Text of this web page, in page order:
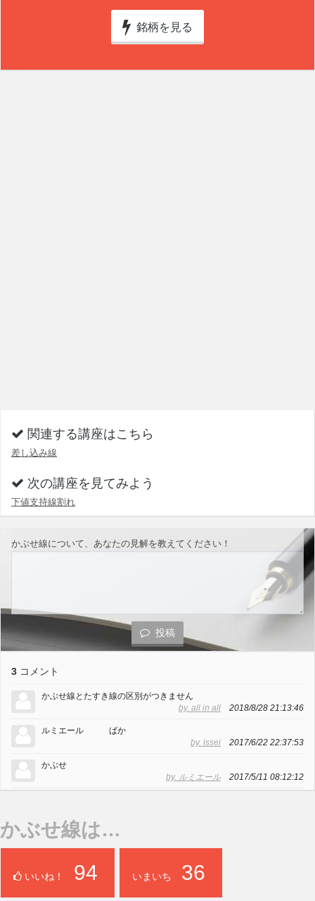
銘柄を見る
関連する講座はこちら
差し込み線
次の講座を見てみよう
下値支持線割れ
かぶせ線について、あなたの見解を教えてください！
投稿
3 コメント
かぶせ線とたすき線の区別がつきません
by. all in all 2018/8/28 21:13:46
ルミエール ばか
by. issei 2017/6/22 22:37:53
かぶせ
by. ルミエール2017/5/11 08:12:12
かぶせ線は…
いいね！ 94 いまいち 36